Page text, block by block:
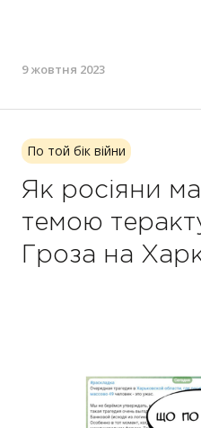
9 жовтня 2023
По той бік війни
Як росіяни
темою
Гроза на